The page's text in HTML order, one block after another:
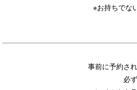
※お持ちでな
事前に予約さ
必